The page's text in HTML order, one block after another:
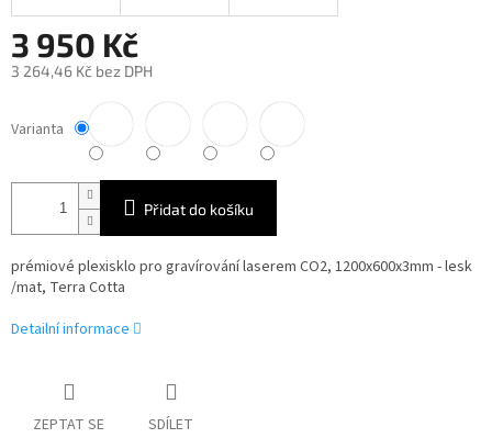
3 950 Kč
3 264,46 Kč bez DPH
cena:
Varianta
Přidat do košíku
prémiové plexisklo pro gravírování laserem CO2, 1200x600x3mm - lesk
/mat, Terra Cotta
Detailní informace
ZEPTAT SE SDÍLET